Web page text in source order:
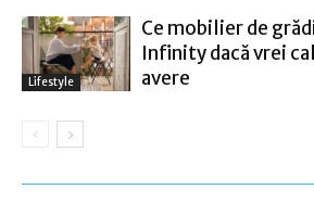
Lifestyle
Ce mobilier de
Infinity dacă vrei
avere